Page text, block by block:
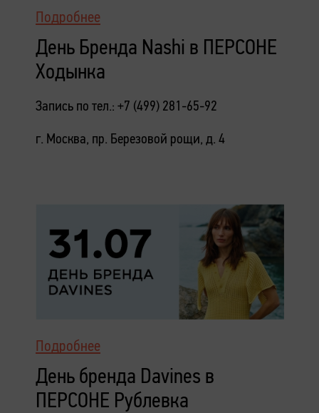
Подробнее
День Бренда Nashi в ПЕРСОНЕ
Ходынка
Запись по тел.: +7 (499) 281-65-92
г. Москва, пр. Березовой рощи, д. 4
Подробнее
День бренда Davines в
ПЕРСОНЕ Рублевка